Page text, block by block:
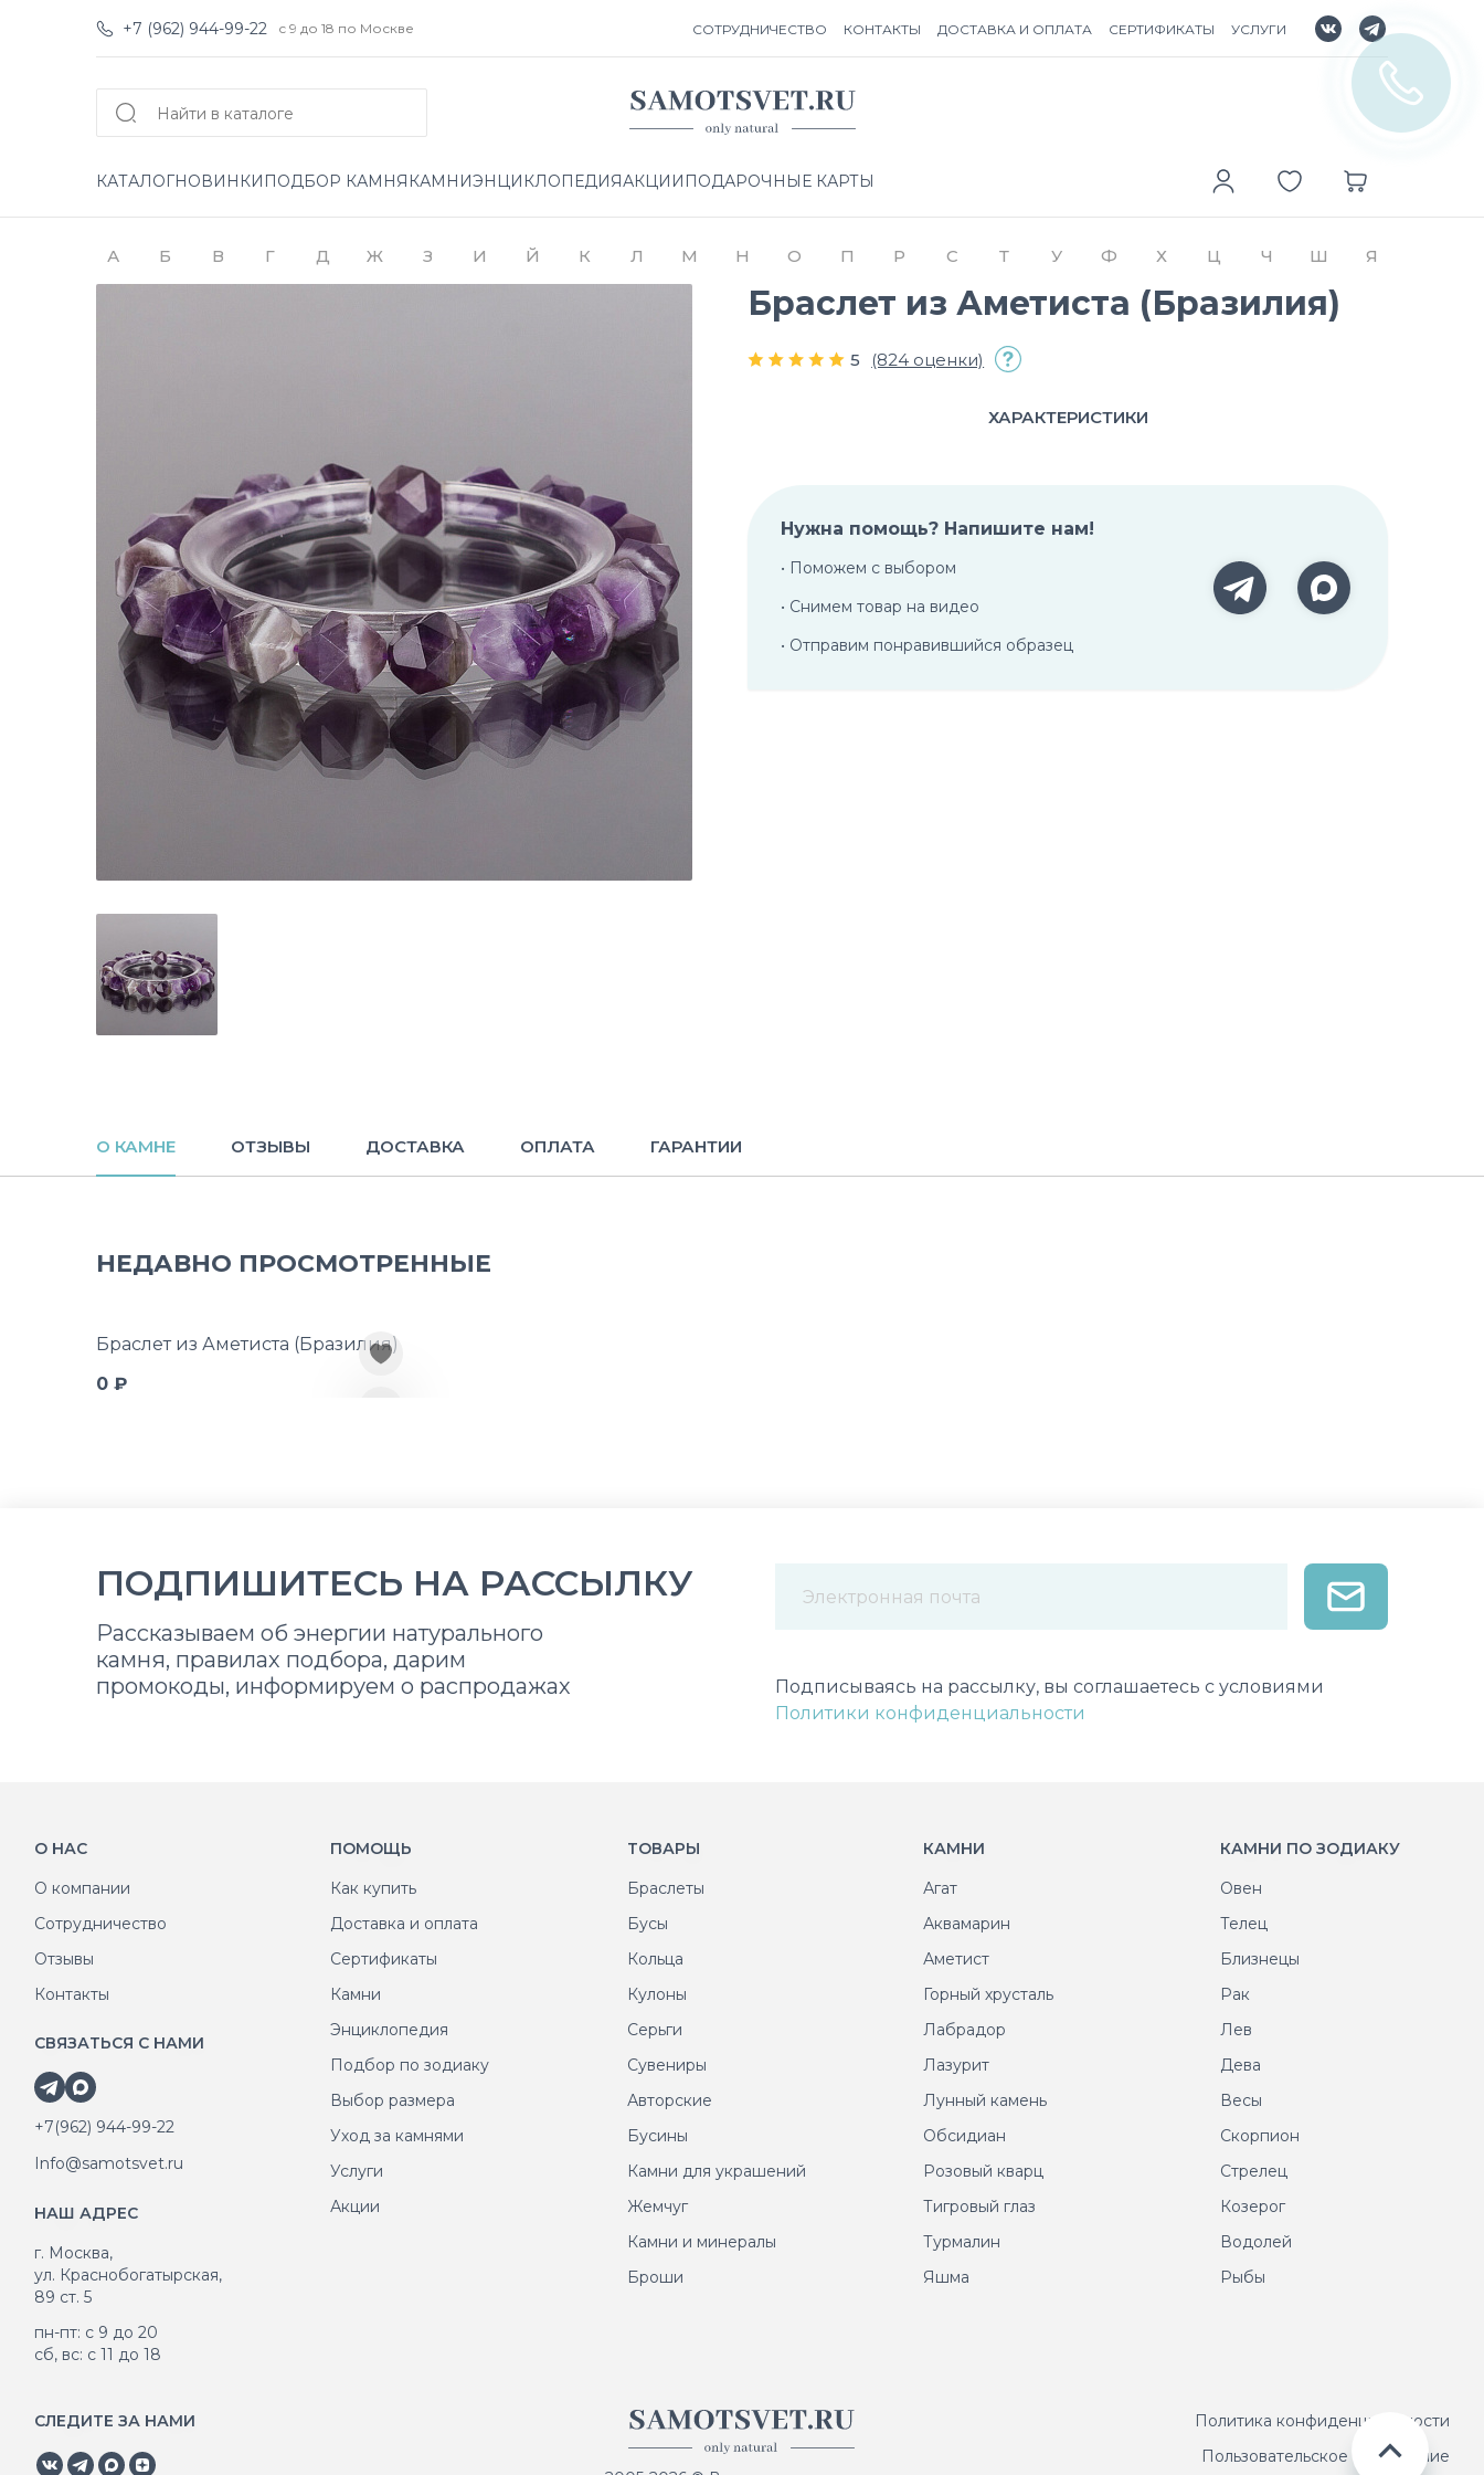
+7 (962) 944-99-22 с 9 до 18 по Москве СОТРУДНИЧЕСТВО КОНТАКТЫ ДОСТАВКА И ОПЛАТА СЕРТИФИКАТЫ УСЛУГИ
КАТАЛОГНОВИНКИ ПОДБОР КАМНЯ КАМНИЭНЦИКЛОПЕДИЯАКЦИИ ПОДАРОЧНЫЕ КАРТЫ
А Б В Г Д Ж З И Й К Л М Н О П Р С Т У Ф Х Ц Ч Ш Я
Браслет из Аметиста (Бразилия)
5 (824 оценки)
ХАРАКТЕРИСТИКИ
Нужна помощь? Напишите нам!
• Поможем с выбором
• Снимем товар на видео
• Отправим понравившийся образец
О КАМНЕ ОТЗЫВЫ ДОСТАВКА ОПЛАТА ГАРАНТИИ
НЕДАВНО ПРОСМОТРЕННЫЕ
Браслет из Аметиста (Бразилия)
0 ₽
ПОДПИШИТЕСЬ НА РАССЫЛКУ
Рассказываем об энергии натурального
камня, правилах подбора, дарим
промокоды, информируем о распродажах
Подписываясь на рассылку, вы соглашаетесь с условиями
Политики конфиденциальности
О НАС
О компании
Сотрудничество
Отзывы
Контакты
СВЯЗАТЬСЯ С НАМИ
+7(962) 944-99-22
Info@samotsvet.ru
НАШ АДРЕС
г. Москва,
ул. Краснобогатырская,
89 ст. 5
пн-пт: с 9 до 20
сб, вс: с 11 до 18
ПОМОЩЬ
Как купить
Доставка и оплата
Сертификаты
Камни
Энциклопедия
Подбор по зодиаку
Выбор размера
Уход за камнями
Услуги
Акции
ТОВАРЫ
Браслеты
Бусы
Кольца
Кулоны
Серьги
Сувениры
Авторские
Бусины
Камни для украшений
Жемчуг
Камни и минералы
Броши
КАМНИ
Агат
Аквамарин
Аметист
Горный хрусталь
Лабрадор
Лазурит
Лунный камень
Обсидиан
Розовый кварц
Тигровый глаз
Турмалин
Яшма
КАМНИ ПО ЗОДИАКУ
Овен
Телец
Близнецы
Рак
Лев
Дева
Весы
Скорпион
Стрелец
Козерог
Водолей
Рыбы
СЛЕДИТЕ ЗА НАМИ
Политика конфиденциальности
Пользовательское соглашение